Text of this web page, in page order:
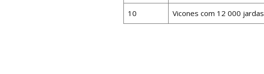
10 Vicones com 12 000 jardas